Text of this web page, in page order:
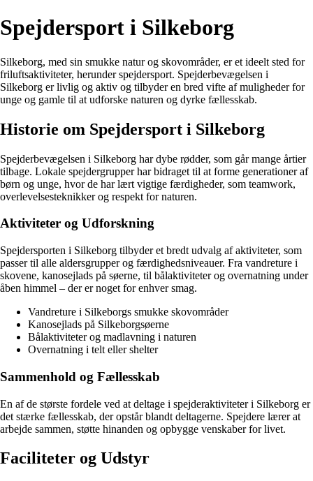
Spejdersport i Silkeborg
Silkeborg, med sin smukke natur og skovområder, er et ideelt sted for
friluftsaktiviteter, herunder spejdersport. Spejderbevægelsen i
Silkeborg er livlig og aktiv og tilbyder en bred vifte af muligheder for
unge og gamle til at udforske naturen og dyrke fællesskab.
Historie om Spejdersport i Silkeborg
Spejderbevægelsen i Silkeborg har dybe rødder, som går mange årtier
tilbage. Lokale spejdergrupper har bidraget til at forme generationer af
børn og unge, hvor de har lært vigtige færdigheder, som teamwork,
overlevelsesteknikker og respekt for naturen.
Aktiviteter og Udforskning
Spejdersporten i Silkeborg tilbyder et bredt udvalg af aktiviteter, som
passer til alle aldersgrupper og færdighedsniveauer. Fra vandreture i
skovene, kanosejlads på søerne, til bålaktiviteter og overnatning under
åben himmel – der er noget for enhver smag.
Vandreture i Silkeborgs smukke skovområder
Kanosejlads på Silkeborgsøerne
Bålaktiviteter og madlavning i naturen
Overnatning i telt eller shelter
Sammenhold og Fællesskab
En af de største fordele ved at deltage i spejderaktiviteter i Silkeborg er
det stærke fællesskab, der opstår blandt deltagerne. Spejdere lærer at
arbejde sammen, støtte hinanden og opbygge venskaber for livet.
Faciliteter og Udstyr